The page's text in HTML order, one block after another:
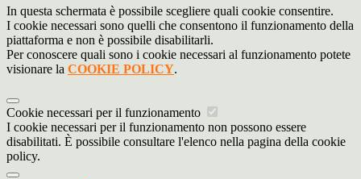
In questa schermata è possibile scegliere quali cookie consentire.
I cookie necessari sono quelli che consentono il funzionamento della
piattaforma e non è possibile disabilitarli.
Per conoscere quali sono i cookie necessari al funzionamento potete
visionare la COOKIE POLICY.
Cookie necessari per il funzionamento
I cookie necessari per il funzionamento non possono essere
disabilitati. È possibile consultare l'elenco nella pagina della cookie
policy.